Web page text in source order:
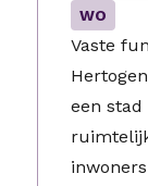
WO
Vaste
een